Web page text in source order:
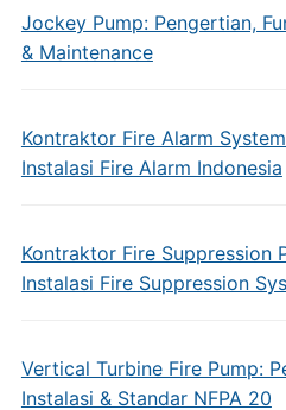
Jockey Pump: Pengertian,
& Maintenance
Kontraktor Fire Alarm
Instalasi Fire Alarm Indonesia
Kontraktor Fire Suppression
Instalasi Fire Suppression
Vertical Turbine Fire Pump:
Instalasi & Standar NFPA 20